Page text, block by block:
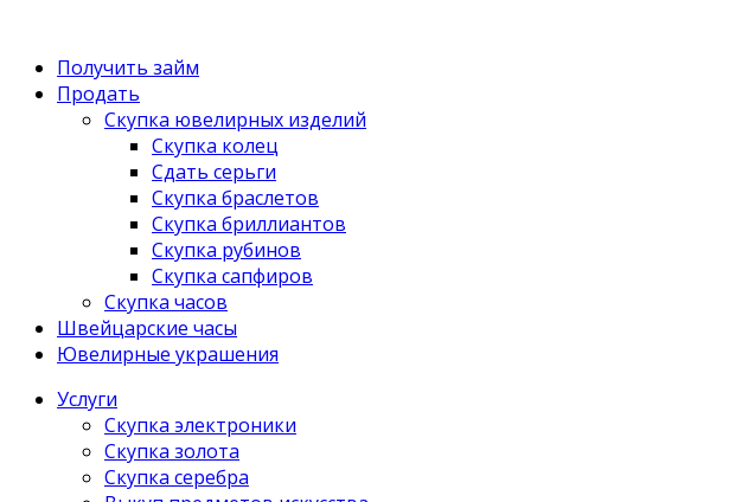
Получить займ
Продать
Скупка ювелирных изделий
Скупка колец
Сдать серьги
Скупка браслетов
Скупка бриллиантов
Скупка рубинов
Скупка сапфиров
Скупка часов
Швейцарские часы
Ювелирные украшения
Услуги
Скупка электроники
Скупка золота
Скупка серебра